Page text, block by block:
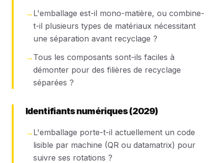
→ L'emballage est-il mono-matière, ou combine-
t-il plusieurs types de matériaux nécessitant
une séparation avant recyclage ?
→ Tous les composants sont-ils faciles à
démonter pour des filières de recyclage
séparées ?
Identifiants numériques (2029)
→ L'emballage porte-t-il actuellement un code
lisible par machine (QR ou datamatrix) pour
suivre ses rotations ?